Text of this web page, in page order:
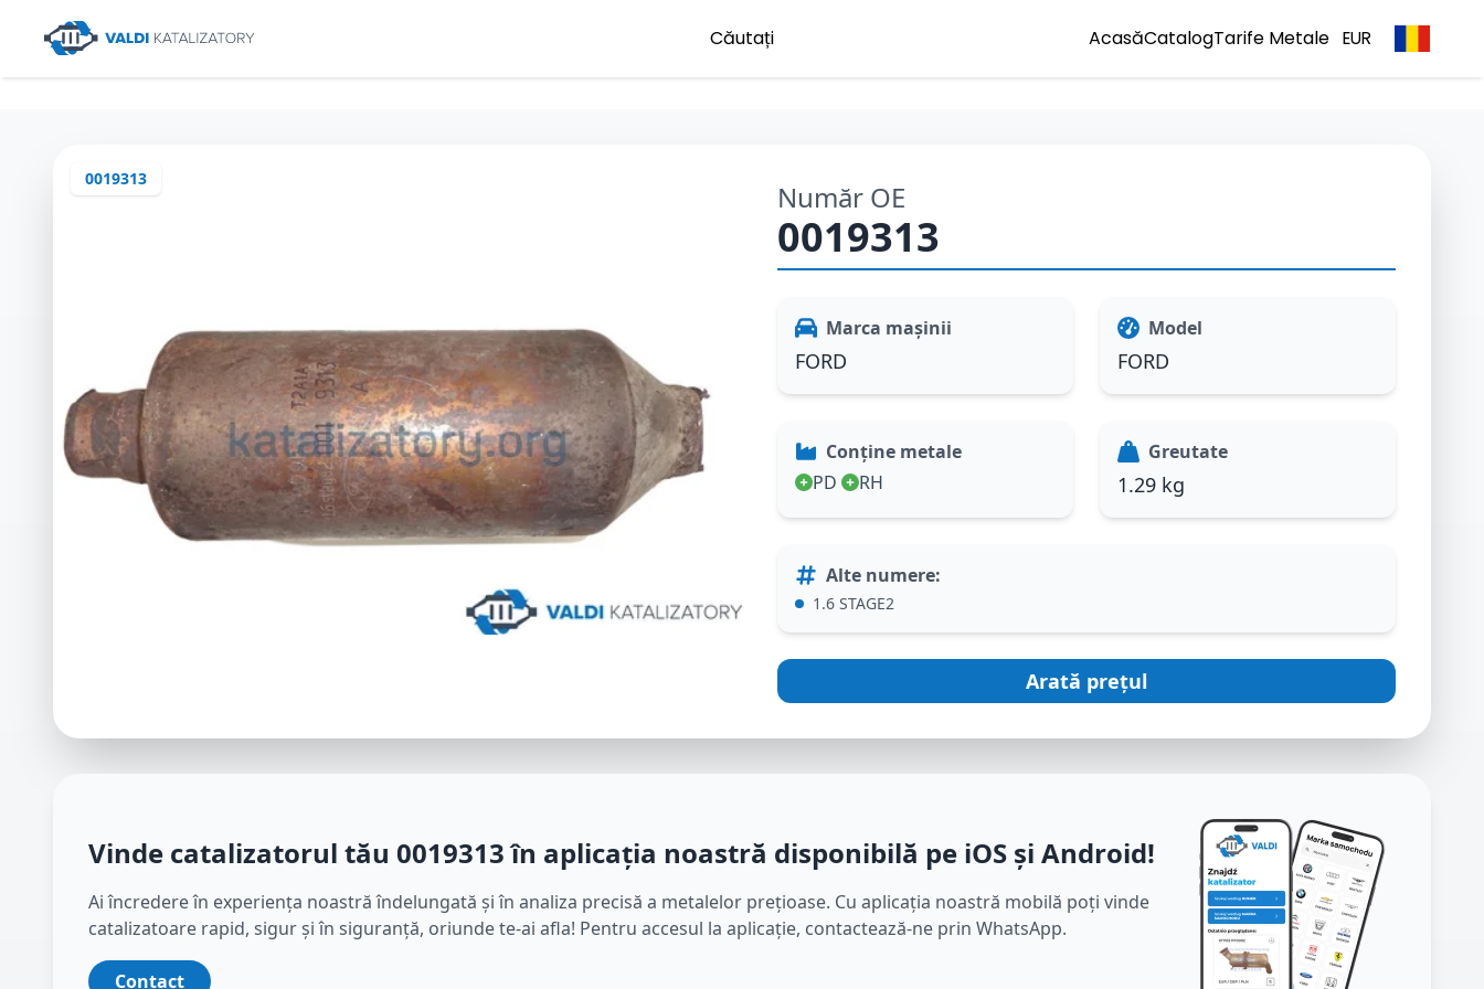
Căutați AcasăCatalogTarife Metale EUR
0019313
Număr OE
0019313
Marca mașinii
FORD
Model
FORD
Conține metale
PD
RH
Greutate
1.29 kg
Alte numere:
1.6 STAGE2
Arată prețul
Vinde catalizatorul tău 0019313 în aplicația noastră disponibilă pe iOS și Android!
Ai încredere în experiența noastră îndelungată și în analiza precisă a metalelor prețioase. Cu aplicația noastră mobilă poți vinde
catalizatoare rapid, sigur și în siguranță, oriunde te-ai afla! Pentru accesul la aplicație, contactează-ne prin WhatsApp.
Contact